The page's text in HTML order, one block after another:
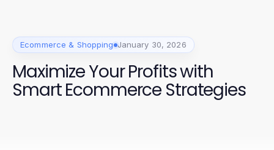
Ecommerce & Shopping January 30, 2026
Maximize Your Profits with
Smart Ecommerce Strategies